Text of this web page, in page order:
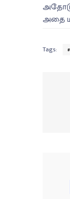
அதை
Tags: